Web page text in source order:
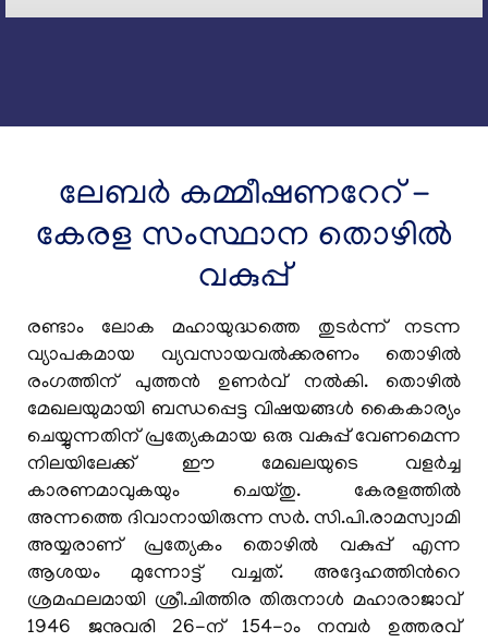
private institutions, IT sector and plantation sector
Minimum Wages-Employment in 'Warehouses,
in
schedule-Preliminary Notification-reg
Minimum Wages-Employment in
Gymnasiums in schedule-Preliminary
Notification-reg
Minimum Wages-Employment in Paint
Manufacturing Industries in schedule-
Preliminary Notification-reg
To provide seating, safety equipment, and
other basic facilities to security personnel
in shops and commercial establishments—
ലേബര്‍ കമ്മീഷണറേറ് -
കേരള സംസ്ഥാന തൊഴിൽ
വകുപ്പ്
രണ്ടാം ലോക മഹായുദ്ധത്തെ തുടര്‍ന്ന് നടന്ന
വ്യാപകമായ വ്യവസായവല്‍ക്കരണം തൊഴില്‍
രംഗത്തിന് പുത്തന്‍ ഉണര്‍വ് നല്‍കി. തൊഴില്‍
മേഖലയുമായി ബന്ധപ്പെട്ട വിഷയങ്ങള്‍ കൈകാര്യം
ചെയ്യുന്നതിന് പ്രത്യേകമായ ഒരു വകുപ്പ് വേണമെന്ന
നിലയിലേക്ക് ഈ മേഖലയുടെ വളര്‍ച്ച
കാരണമാവുകയും ചെയ്തു. കേരളത്തില്‍
അന്നത്തെ ദിവാനായിരുന്ന സര്‍. സി.പി.രാമസ്വാമി
അയ്യരാണ് പ്രത്യേകം തൊഴില്‍ വകുപ്പ് എന്ന
ആശയം മുന്നോട്ട് വച്ചത്. അദ്ദേഹത്തിന്‍റെ
ശ്രമഫലമായി ശ്രീ.ചിത്തിര തിരുനാള്‍ മഹാരാജാവ്
1946 ജനുവരി 26-ന് 154-ാം നമ്പര്‍ ഉത്തരവ്